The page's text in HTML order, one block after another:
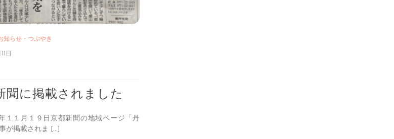
知らせ・つぶやき
日
聞に掲載されました
１１月１９日京都新聞の地域ページ「丹
が掲載されま […]